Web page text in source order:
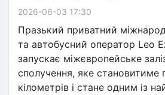
2026-06-03 17:30
Празький приватний
та автобусний оператор Leo
запускає міжєвропейське
сполучення, яке становитиме
кілометрів і стане одним із